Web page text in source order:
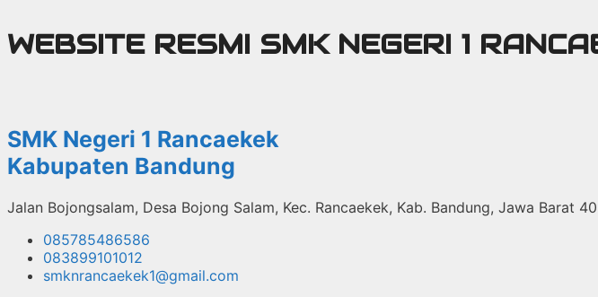
Langsung
ke
WEBSITE RESMI SMK NEGERI 1
SMK Negeri 1 Rancaekek
Kabupaten Bandung
Jalan Bojongsalam, Desa Bojong Salam, Kec. Rancaekek, Kab. Bandung, Jawa Barat
085785486586
083899101012
smknrancaekek1@gmail.com